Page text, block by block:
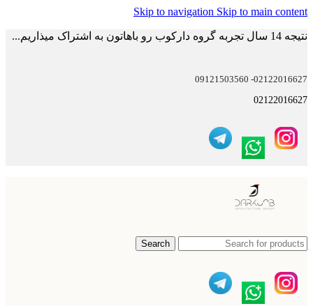
Skip to navigation Skip to main content
نتیجه 14 سال تجربه گروه دارکوب رو باهاتون به اشتراک میذاریم...
02122016627- 09121503560
02122016627
Search